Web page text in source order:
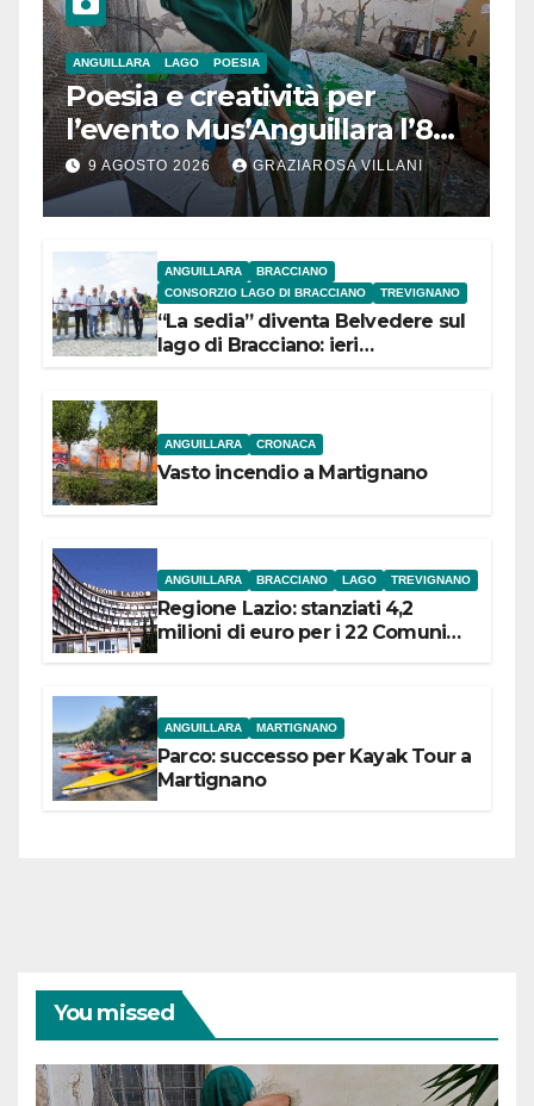
ANGUILLARA LAGO POESIA
Poesia e creatività per
l’evento Mus’Anguillara l’8
agosto 2026 al Museo
Contadino
9 AGOSTO 2026 GRAZIAROSA VILLANI
ANGUILLARA
BRACCIANO
CONSORZIO LAGO DI BRACCIANO
TREVIGNANO
“La sedia” diventa Belvedere sul
lago di Bracciano: ieri
ANGUILLARA CRONACA
Vasto incendio a Martignano
ANGUILLARA BRACCIANO LAGO TREVIGNANO
Regione Lazio: stanziati 4,2
milioni di euro per i 22 Comuni
ANGUILLARA MARTIGNANO
Parco: successo per Kayak Tour a
Martignano
You missed